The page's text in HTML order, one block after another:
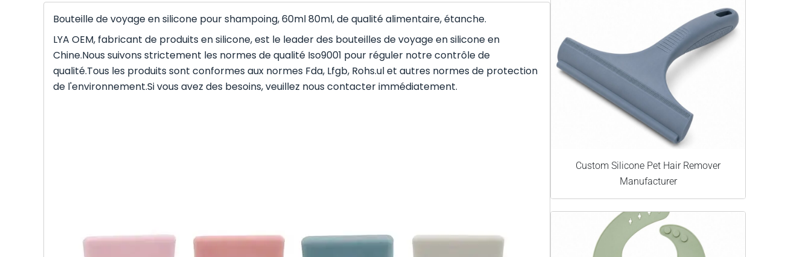
Bouteille de voyage en silicone pour shampoing, 60ml 80ml, de qualité alimentaire, étanche.
LYA OEM, fabricant de produits en silicone, est le leader des bouteilles de voyage en silicone en
Chine.Nous suivons strictement les normes de qualité Iso9001 pour réguler notre contrôle de
qualité.Tous les produits sont conformes aux normes Fda, Lfgb, Rohs.ul et autres normes de protection
de l'environnement.Si vous avez des besoins, veuillez nous contacter immédiatement.
Custom Silicone Pet Hair Remover
Manufacturer